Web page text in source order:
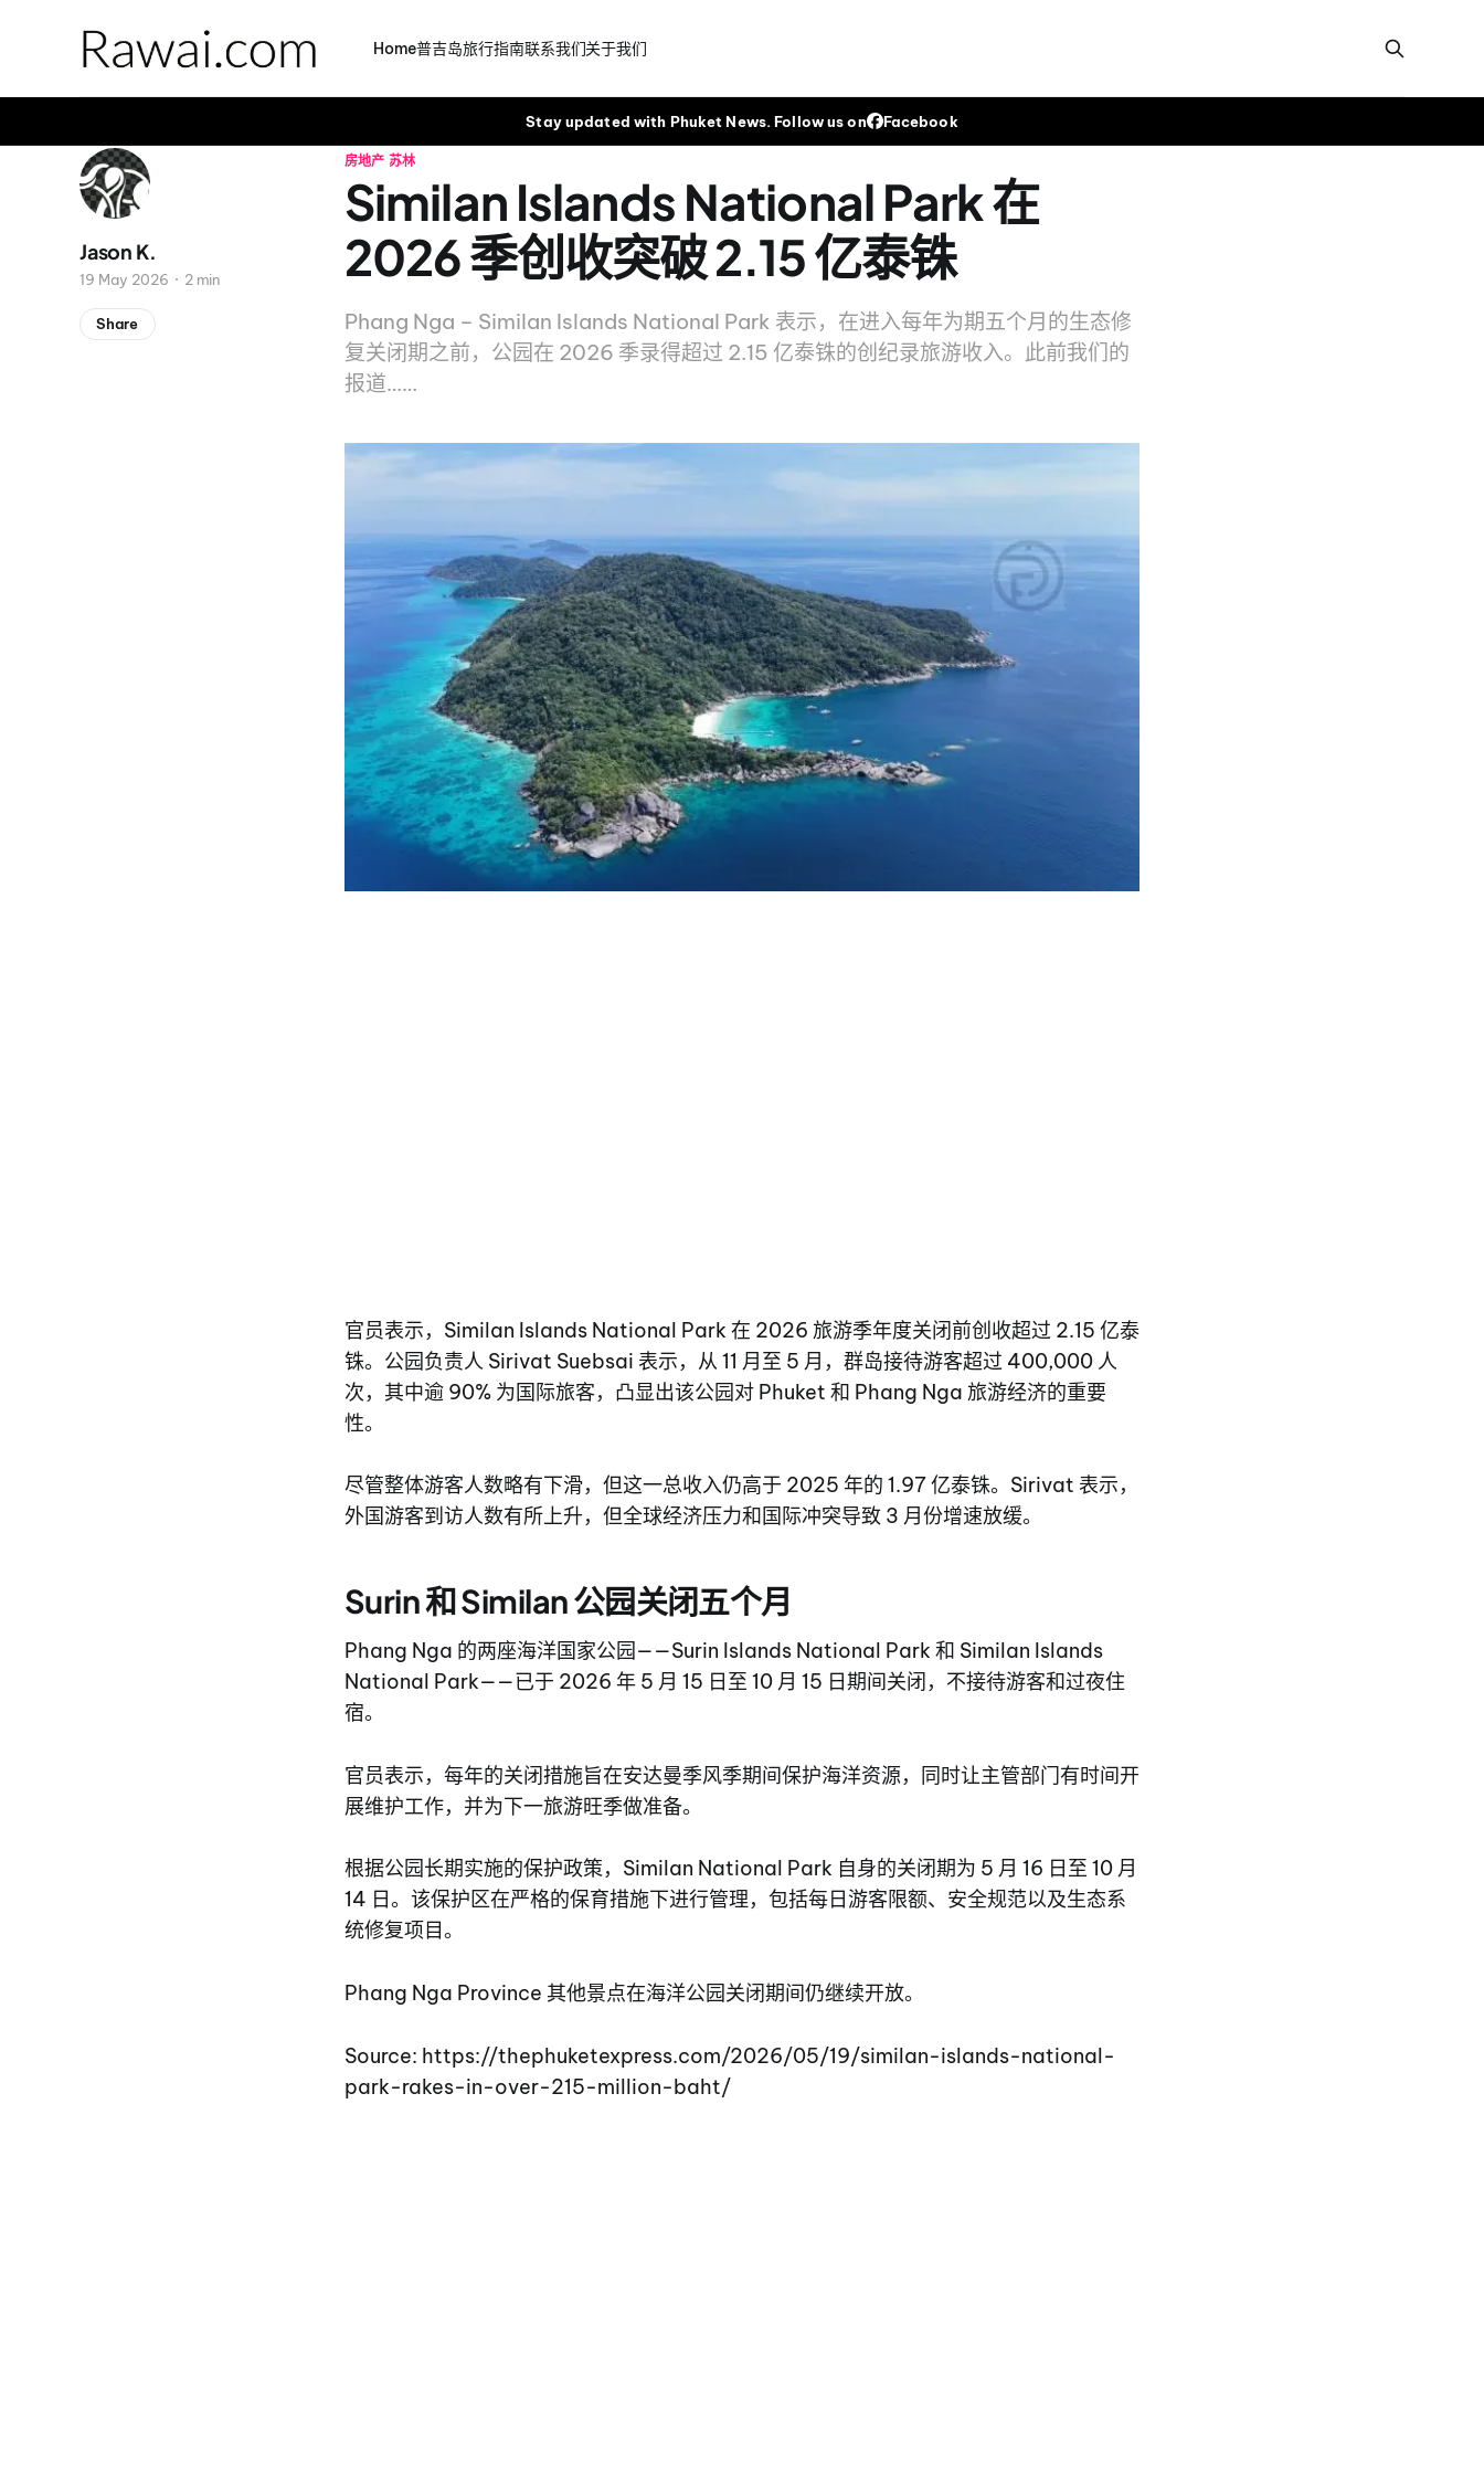
Home普吉岛旅行指南联系我们关于我们
Stay updated with Phuket News. Follow us on Facebook
房地产 苏林
Similan Islands National Park 在
2026 季创收突破 2.15 亿泰铢
Phang Nga – Similan Islands National Park 表示，在进入每年为期五个月的生态修
复关闭期之前，公园在 2026 季录得超过 2.15 亿泰铢的创纪录旅游收入。此前我们的
报道……
Jason K.
19 May 2026 2 min
Share
官员表示，Similan Islands National Park 在 2026 旅游季年度关闭前创收超过 2.15 亿泰
铢。公园负责人 Sirivat Suebsai 表示，从 11 月至 5 月，群岛接待游客超过 400,000 人
次，其中逾 90% 为国际旅客，凸显出该公园对 Phuket 和 Phang Nga 旅游经济的重要
性。
尽管整体游客人数略有下滑，但这一总收入仍高于 2025 年的 1.97 亿泰铢。Sirivat 表示，
外国游客到访人数有所上升，但全球经济压力和国际冲突导致 3 月份增速放缓。
Surin 和 Similan 公园关闭五个月
Phang Nga 的两座海洋国家公园——Surin Islands National Park 和 Similan Islands
National Park——已于 2026 年 5 月 15 日至 10 月 15 日期间关闭，不接待游客和过夜住
宿。
官员表示，每年的关闭措施旨在安达曼季风季期间保护海洋资源，同时让主管部门有时间开
展维护工作，并为下一旅游旺季做准备。
根据公园长期实施的保护政策，Similan National Park 自身的关闭期为 5 月 16 日至 10 月
14 日。该保护区在严格的保育措施下进行管理，包括每日游客限额、安全规范以及生态系
统修复项目。
Phang Nga Province 其他景点在海洋公园关闭期间仍继续开放。
Source: https://thephuketexpress.com/2026/05/19/similan-islands-national-
park-rakes-in-over-215-million-baht/